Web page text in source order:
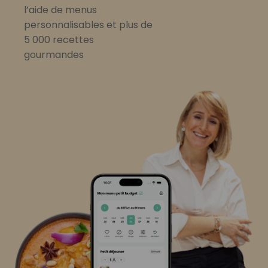
l’aide de menus
personnalisables et plus de
5 000 recettes
gourmandes